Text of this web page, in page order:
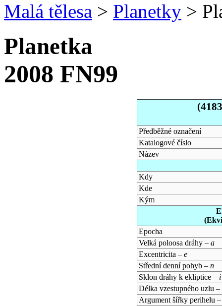
Malá tělesa > Planetky >
Planetka
2008 FN99
Předběžné označení
Katalogové číslo
Název
Kdy
Kde
Kým
Epocha
Velká poloosa dráhy – a
Excentricita – e
Střední denní pohyb – n
Sklon dráhy k ekliptice – i
Délka vzestupného uzlu –
Argument šířky perihelu